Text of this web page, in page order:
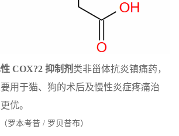
COX?2 抑制剂 类非甾体抗炎镇痛药，
要用于猫、狗的术后及慢性炎症疼痛治
优。
罗本考昔 / 罗贝昔布）